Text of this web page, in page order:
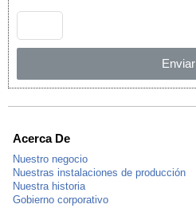
Enviar
Acerca De
Nuestro negocio
Nuestras instalaciones de producción
Nuestra historia
Gobierno corporativo